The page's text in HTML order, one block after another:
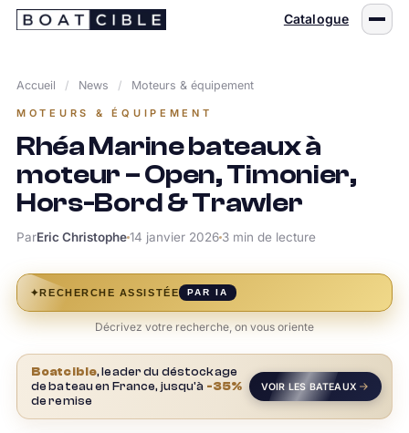
Passer
Catalogue
Accueil / News / Moteurs & équipement
MOTEURS & ÉQUIPEMENT
Rhéa Marine bateaux à
moteur – Open, Timonier,
Hors-Bord & Trawler
ParEric Christophe14 janvier 20263 min de lecture
✦RECHERCHE ASSISTÉE PAR IA
Décrivez votre recherche, on vous oriente
Boatcible, leader du déstockage
de bateau en France, jusqu'à -35%
de remise
VOIR LES BATEAUX